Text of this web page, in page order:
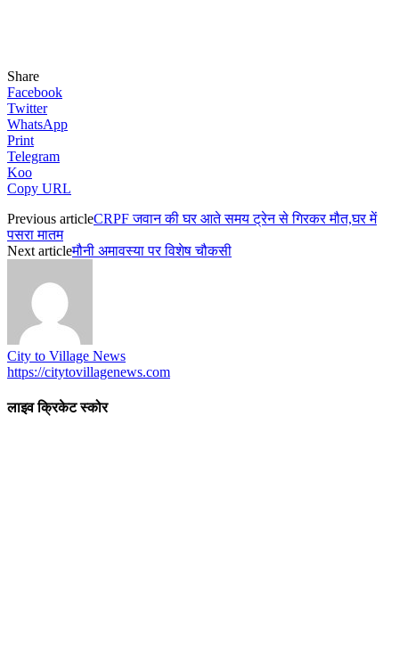
Share
Facebook
Twitter
WhatsApp
Print
Telegram
Koo
Copy URL
Previous articleCRPF जवान की घर आते समय ट्रेन से गिरकर मौत,घर में
पसरा मातम
Next articleमौनी अमावस्या पर विशेष चौकसी
City to Village News
https://citytovillagenews.com
लाइव क्रिकेट स्कोर